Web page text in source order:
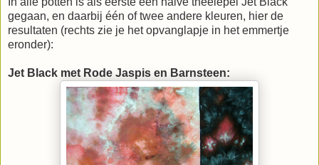
gegaan, en daarbij één of twee andere kleuren, hier de
resultaten (rechts zie je het opvanglapje in het emmertje
eronder):
Jet Black met Rode Jaspis en Barnsteen: